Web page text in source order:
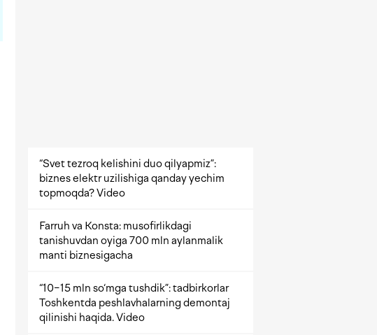
“Svet tezroq kelishini duo qilyapmiz”:
biznes elektr uzilishiga qanday yechim
topmoqda? Video
Farruh va Konsta: musofirlikdagi
tanishuvdan oyiga 700 mln aylanmalik
manti biznesigacha
“10−15 mln so‘mga tushdik”: tadbirkorlar
Toshkentda peshlavhalarning demontaj
qilinishi haqida. Video